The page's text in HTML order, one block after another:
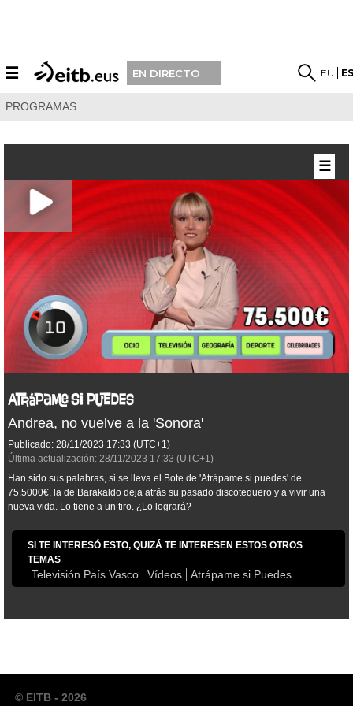
☰ EN DIRECTO EU
PROGRAMAS
Andrea, no vuelve a la 'Sonora'
Publicado: 28/11/2023 17:33 (UTC+1)
Última actualización: 28/11/2023 17:33 (UTC+1)
Han sido sus palabras, si se lleva el Bote de 'Atrápame si puedes' de
75.5000€, la de Barakaldo deja atrás su pasado discotequero y a vivir una
nueva vida. Lo tiene a un tiro. ¿Lo logrará?
SI TE INTERESÓ ESTO, QUIZÁ TE INTERESEN ESTOS OTROS
TEMAS
Televisión País Vasco Vídeos Atrápame si Puedes
☰
© EITB - 2026